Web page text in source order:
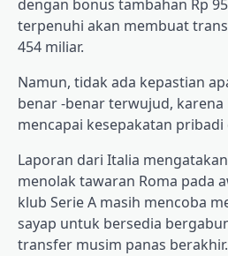
dengan bonus tambahan Rp
terpenuhi akan membuat
454 miliar.
Namun, tidak ada kepastian
benar -benar terwujud, karena
mencapai kesepakatan
Laporan dari Italia
menolak tawaran Roma pada
klub Serie A masih mencoba
sayap untuk bersedia
transfer musim panas berakhir.